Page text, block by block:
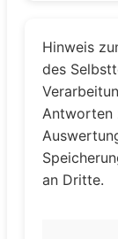
Hinweis
des
Antworten
an Dritte.